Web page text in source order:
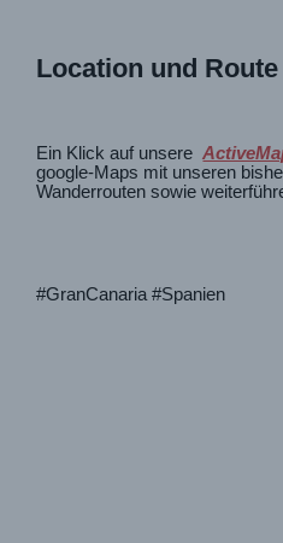
Location und Route
Ein Klick auf unsere
google-Maps mit unseren
Wanderrouten sowie
#GranCanaria #Spanien